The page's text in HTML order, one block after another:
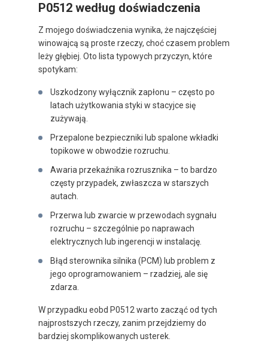
P0512 według doświadczenia
Z mojego doświadczenia wynika, że najczęściej
winowajcą są proste rzeczy, choć czasem problem
leży głębiej. Oto lista typowych przyczyn, które
spotykam:
Uszkodzony wyłącznik zapłonu – często po
latach użytkowania styki w stacyjce się
zużywają.
Przepalone bezpieczniki lub spalone wkładki
topikowe w obwodzie rozruchu.
Awaria przekaźnika rozrusznika – to bardzo
częsty przypadek, zwłaszcza w starszych
autach.
Przerwa lub zwarcie w przewodach sygnału
rozruchu – szczególnie po naprawach
elektrycznych lub ingerencji w instalację.
Błąd sterownika silnika (PCM) lub problem z
jego oprogramowaniem – rzadziej, ale się
zdarza.
W przypadku eobd P0512 warto zacząć od tych
najprostszych rzeczy, zanim przejdziemy do
bardziej skomplikowanych usterek.